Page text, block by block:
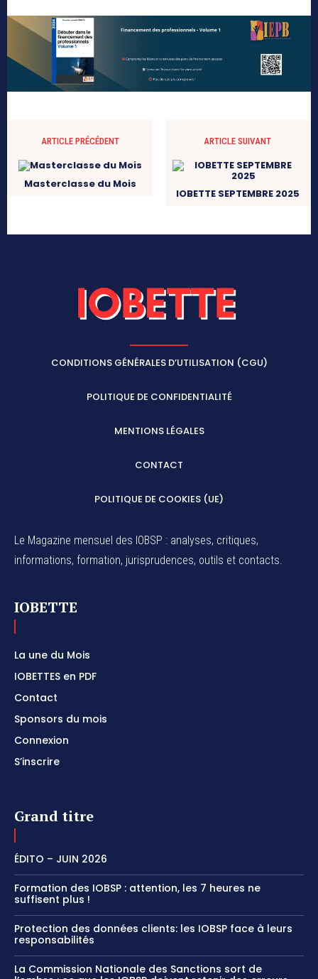
ARTICLE PRÉCÉDENT
Masterclasse du Mois
ARTICLE SUIVANT
IOBETTE SEPTEMBRE 2025
CONDITIONS GÉNÉRALES D’UTILISATION (CGU)
POLITIQUE DE CONFIDENTIALITÉ
MENTIONS LÉGALES
CONTACT
POLITIQUE DE COOKIES (UE)
Le Magazine mensuel des IOBSP : analyses, critiques,
informations, formation, jurisprudences, outils et contacts.
IOBETTE
La une du Mois
IOBETTES en PDF
Contact
Sponsors du mois
Connexion
S’inscrire
Grand titre
ÉDITO – JUIN 2026
Formation des IOBSP : attention, les 7 heures ne
suffisent plus !
Protection des données clients: les IOBSP face à leurs
responsabilités
La Commission Nationale des Sanctions sort de